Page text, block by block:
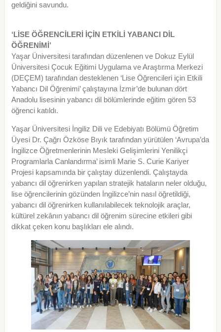
geldiğini savundu.
‘LİSE ÖĞRENCİLERİ İÇİN ETKİLİ YABANCI DİL
ÖĞRENİMİ’
Yaşar Üniversitesi tarafından düzenlenen ve Dokuz Eylül
Üniversitesi Çocuk Eğitimi Uygulama ve Araştırma Merkezi
(DEÇEM) tarafından desteklenen ‘Lise Öğrencileri için Etkili
Yabancı Dil Öğrenimi’ çalıştayına İzmir’de bulunan dört
Anadolu lisesinin yabancı dil bölümlerinde eğitim gören 53
öğrencikatıldı.
Yaşar Üniversitesi İngiliz Dili ve Edebiyatı Bölümü Öğretim
Üyesi Dr. Çağrı Özköse Bıyık tarafından yürütülen ‘Avrupa’da
İngilizce Öğretmenlerinin Mesleki Gelişimlerini Yenilikçi
Programlarla Canlandırma’ isimli Marie S. Curie Kariyer
Projesi kapsamında bir çalıştay düzenlendi. Çalıştayda
yabancı dil öğrenirken yapılan stratejik hataların neler olduğu,
lise öğrencilerinin gözünden İngilizce’nin nasıl öğretildiği,
yabancı dil öğrenirken kullanılabilecek teknolojik araçlar,
kültürel zekânın yabancı dil öğrenim sürecine etkileri gibi
dikkat çeken konu başlıkları ele alındı.